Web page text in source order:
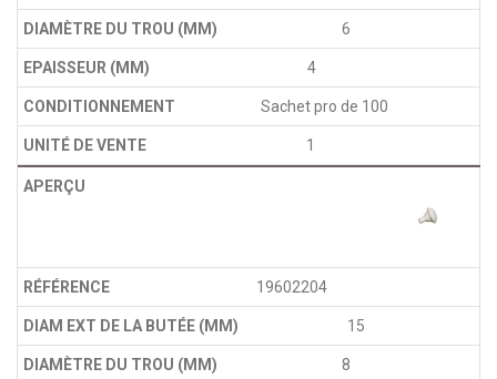
6
4
Sachet pro de 100
1
19602204
15
8